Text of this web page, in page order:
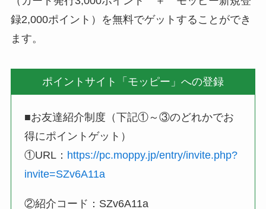
録2,000ポイント）を無料でゲットすることができ
ます。
ポイントサイト「モッピー」への登録
■お友達紹介制度（下記①～③のどれかでお
得にポイントゲット）
①URL： https://pc.moppy.jp/entry/invite.php?
invite=SZv6A11a
②紹介コード：SZv6A11a